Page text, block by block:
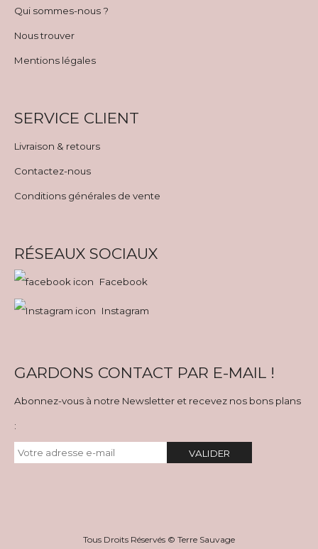
Qui sommes-nous ?
Nous trouver
Mentions légales
SERVICE CLIENT
Livraison & retours
Contactez-nous
Conditions générales de vente
RÉSEAUX SOCIAUX
Facebook
Instagram
GARDONS CONTACT PAR E-MAIL !
Abonnez-vous à notre Newsletter et recevez nos bons plans
:
VALIDER
Tous Droits Réservés © Terre Sauvage